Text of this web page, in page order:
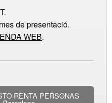
de presentació.
WEB.
RENTA PERSONAS